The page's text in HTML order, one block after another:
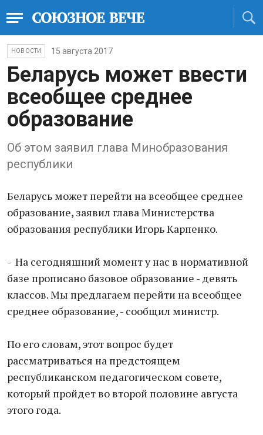
НОВОСТИ 15 августа 2017
Беларусь может ввести
всеобщее среднее
образование
Об этом заявил глава Минобразования
республики
Беларусь может перейти на всеобщее среднее
образование, заявил глава Министерства
образования республики Игорь Карпенко.
- На сегодняшний момент у нас в нормативной
базе прописано базовое образование - девять
классов. Мы предлагаем перейти на всеобщее
среднее образование, - сообщил министр.
По его словам, этот вопрос будет
рассматриваться на предстоящем
республиканском педагогическом совете,
который пройдет во второй половине августа
этого года.